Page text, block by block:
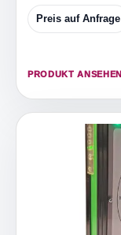
Preis auf Anfrage
PRODUKT ANSEHEN